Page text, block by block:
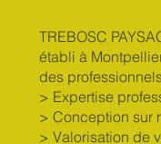
TREBOSC
établi à
des
> Expertise
> Conception sur
> Valorisation de